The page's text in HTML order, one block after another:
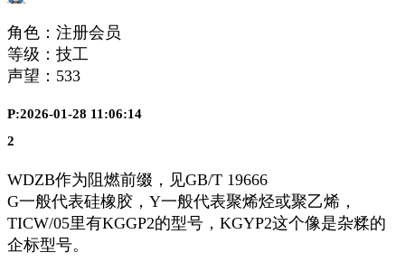
角色：注册会员
等级：技工
声望： 533
P:2026-01-28 11:06:14
2
WDZB作为阻燃前缀，见GB/T 19666
G一般代表硅橡胶，Y一般代表聚烯烃或聚乙烯，
TICW/05里有KGGP2的型号，KGYP2这个像是杂糅的
企标型号。